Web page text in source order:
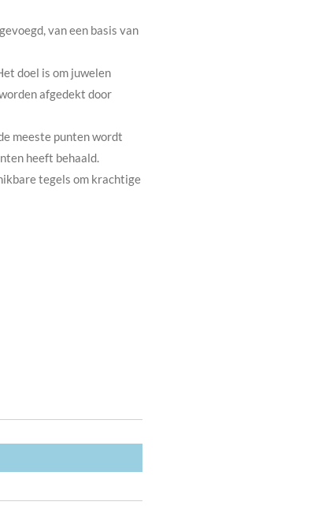
van een basis van
doel is om juwelen
afgedekt door
meeste punten wordt
heeft behaald.
tegels om krachtige